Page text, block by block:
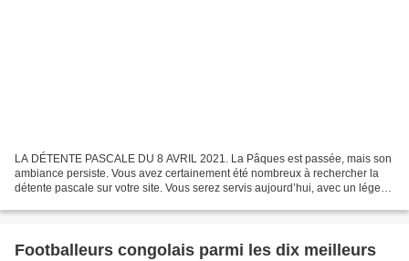
LA DÉTENTE PASCALE DU 8 AVRIL 2021. La Pâques est passée, mais son
ambiance persiste. Vous avez certainement été nombreux à rechercher la
détente pascale sur votre site. Vous serez servis aujourd’hui, avec un léger
Footballeurs congolais parmi les dix meilleurs